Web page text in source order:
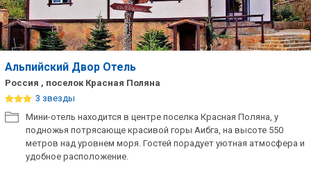
Альпийский Двор Отель
Россия , поселок Красная Поляна
3 звезды
Мини-отель находится в центре поселка Красная Поляна, у
подножья потрясающе красивой горы Аибга, на высоте 550
метров над уровнем моря. Гостей порадует уютная атмосфера и
удобное расположение.
звезды
Лучшие отели 3* звезды
Недорогие отели 3*
Сетевые отели Турции
Сетевые отели Египта
Сетевые отели ОАЭ